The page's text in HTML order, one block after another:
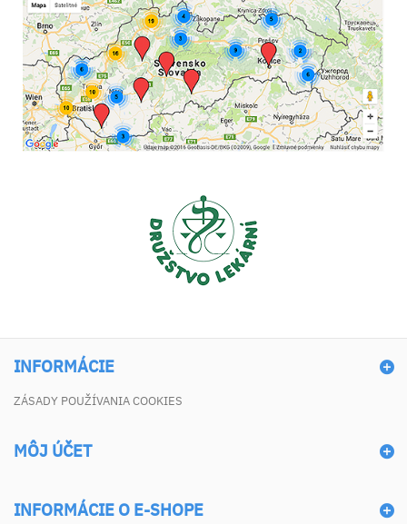
INFORMÁCIE
ZÁSADY POUŽÍVANIA COOKIES
MÔJ ÚČET
INFORMÁCIE O E-SHOPE